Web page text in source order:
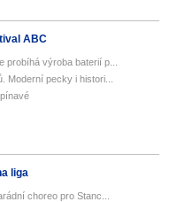
ABC
probíhá výroba baterií p...
Moderní pecky i histori...
liga
choreo pro Stanc...